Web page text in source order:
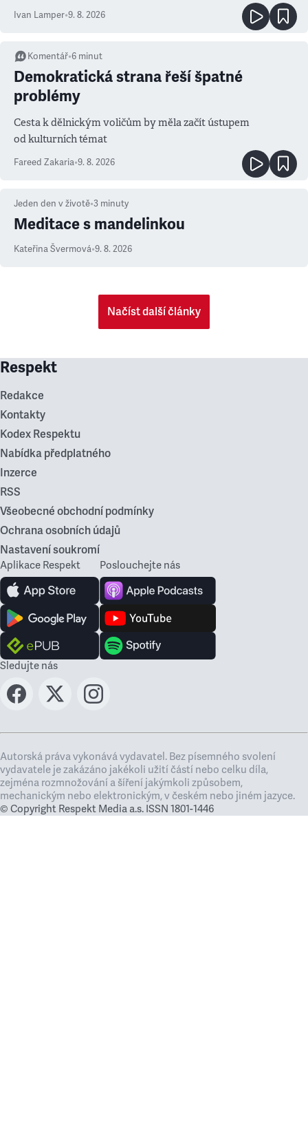
Ivan Lamper•9. 8. 2026
Komentář•6 minut
Demokratická strana řeší špatné
problémy
Cesta k dělnickým voličům by měla začít ústupem
od kulturních témat
Fareed Zakaria•9. 8. 2026
Jeden den v životě•3 minuty
Meditace s mandelinkou
Kateřina Švermová•9. 8. 2026
Načíst další články
Respekt
Redakce
Kontakty
Kodex Respektu
Nabídka předplatného
Inzerce
RSS
Všeobecné obchodní podmínky
Ochrana osobních údajů
Nastavení soukromí
Aplikace Respekt Poslouchejte nás
Sledujte nás
Autorská práva vykonává vydavatel. Bez písemného svolení
vydavatele je zakázáno jakékoli užití částí nebo celku díla,
zejména rozmnožování a šíření jakýmkoli způsobem,
mechanickým nebo elektronickým, v českém nebo jiném jazyce.
© Copyright Respekt Media a.s. ISSN 1801-1446